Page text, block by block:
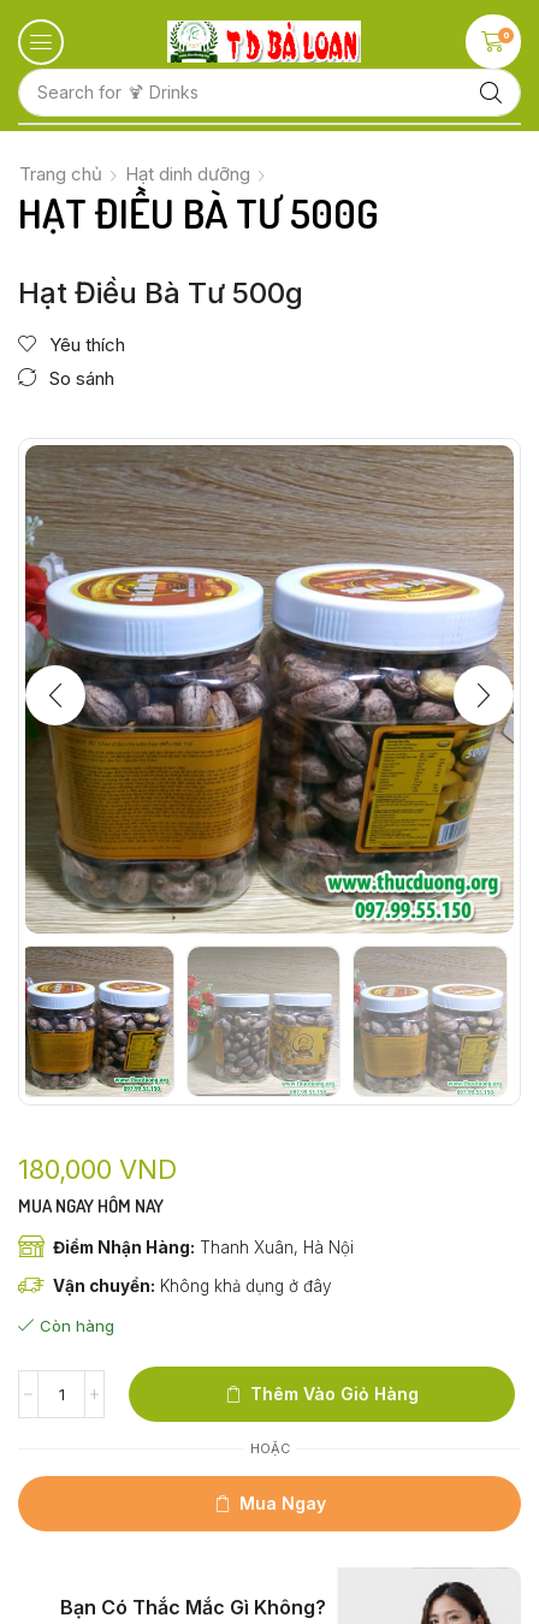
Search for 🍋 Fruits
0
Trang chủ Hạt dinh dưỡng
HẠT ĐIỀU BÀ TƯ 500G
Hạt Điều Bà Tư 500g
Yêu thích
So sánh
180,000 VND
MUA NGAY HÔM NAY
Điểm Nhận Hàng: Thanh Xuân, Hà Nội
Vận chuyển: Không khả dụng ở đây
Còn hàng
Thêm Vào Giỏ Hàng
HOẶC
Mua Ngay
Bạn Có Thắc Mắc Gì Không?